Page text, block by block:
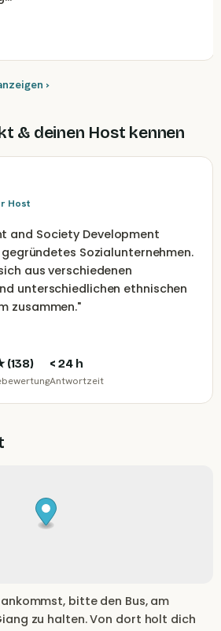
›
& deinen Host kennen
Host
and Society Development
gegründetes Sozialunternehmen.
aus verschiedenen
unterschiedlichen ethnischen
zusammen."
(138) < 24 h
Antwortzeit
bitte den Bus, am
zu halten. Von dort holt dich